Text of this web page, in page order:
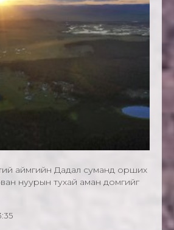
аймгийн Дадал суманд орших
нуурын тухай аман домгийг